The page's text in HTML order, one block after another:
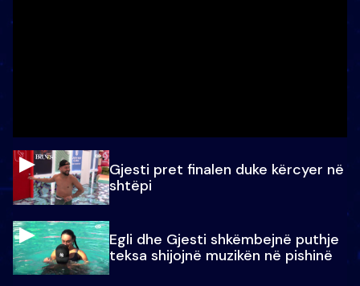
Gjesti pret finalen duke kërcyer në
shtëpi
Egli dhe Gjesti shkëmbejnë puthje
teksa shijojnë muzikën në pishinë